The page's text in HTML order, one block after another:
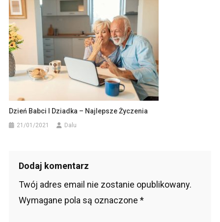
Dzień Babci I Dziadka – Najlepsze Życzenia
21/01/2021 Dalu
Dodaj komentarz
Twój adres email nie zostanie opublikowany.
Wymagane pola są oznaczone *